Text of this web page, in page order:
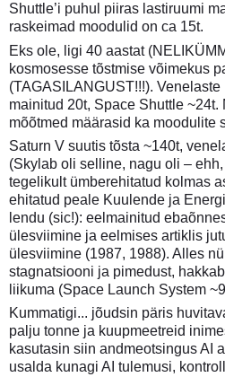
Shuttle’i puhul piiras lastiruumi
raskeimad moodulid on ca 15t.
Eks ole, ligi 40 aastat
kosmosesse tõstmise võimekus
(TAGASILANGUST!!!).
mainitud 20t, Space Shuttle ~24t.
mõõtmed määrasid ka moodulite
Saturn V suutis tõsta ~140t,
(Skylab oli selline, nagu oli –
tegelikult ümberehitatud kolmas
ehitatud peale Kuulende ja
lendu (sic!): eelmainitud
ülesviimine ja eelmises artiklis
ülesviimine (1987, 1988). Alles
stagnatsiooni ja pimedust,
liikuma (Space Launch System
Kummatigi... jõudsin päris
palju tonne ja kuupmeetreid
kasutasin siin andmeotsingus AI
usalda kunagi AI tulemusi,